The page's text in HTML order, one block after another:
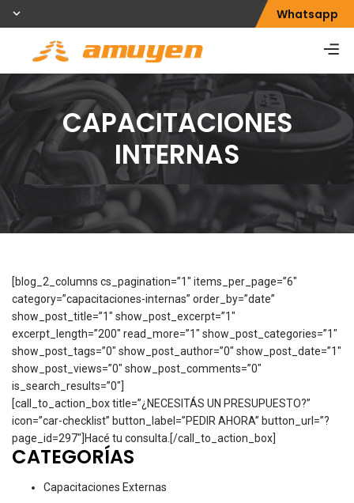
Whatsapp
CAPACITACIONES
INTERNAS
[blog_2_columns cs_pagination=”1″ items_per_page=”6″
category=”capacitaciones-internas” order_by=”date”
show_post_title=”1″ show_post_excerpt=”1″
excerpt_length=”200″ read_more=”1″ show_post_categories=”1″
show_post_tags=”0″ show_post_author=”0″ show_post_date=”1″
show_post_views=”0″ show_post_comments=”0″
is_search_results=”0″]
[call_to_action_box title=”¿NECESITÁS UN PRESUPUESTO?”
icon=”car-checklist” button_label=”PEDIR AHORA” button_url=”?
page_id=297″]Hacé tu consulta.[/call_to_action_box]
CATEGORÍAS
Capacitaciones Externas